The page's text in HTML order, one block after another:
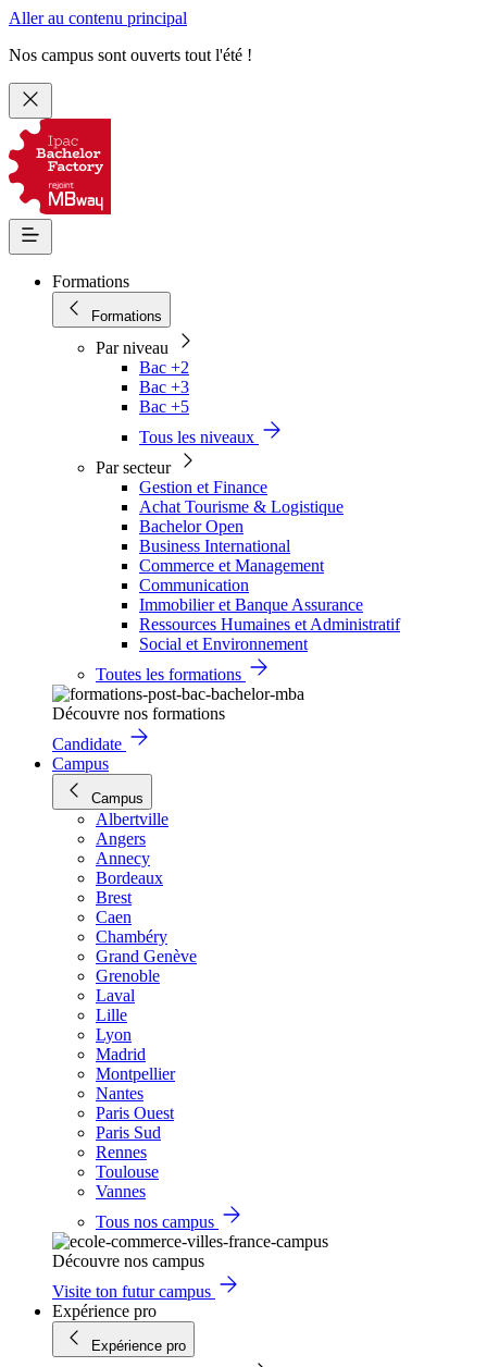
Aller au contenu principal
Nos campus sont ouverts tout l'été !
Formations
Formations
Par niveau
Bac +2
Bac +3
Bac +5
Tous les niveaux
Par secteur
Gestion et Finance
Achat Tourisme & Logistique
Bachelor Open
Business International
Commerce et Management
Communication
Immobilier et Banque Assurance
Ressources Humaines et Administratif
Social et Environnement
Toutes les formations
Découvre nos formations
Candidate
Campus
Campus
Albertville
Angers
Annecy
Bordeaux
Brest
Caen
Chambéry
Grand Genève
Grenoble
Laval
Lille
Lyon
Madrid
Montpellier
Nantes
Paris Ouest
Paris Sud
Rennes
Toulouse
Vannes
Tous nos campus
Découvre nos campus
Visite ton futur campus
Expérience pro
Expérience pro